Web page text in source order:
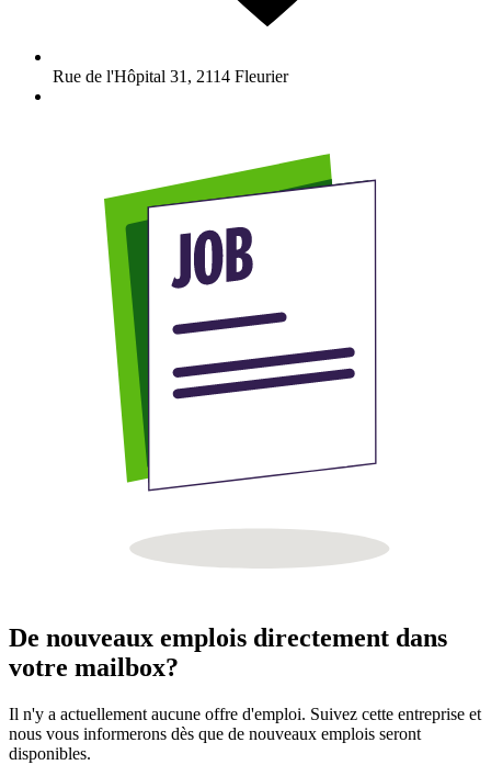
Rue de l'Hôpital 31 , 2114 Fleurier
De nouveaux emplois directement dans
votre mailbox?
Il n'y a actuellement aucune offre d'emploi. Suivez cette entreprise et
nous vous informerons dès que de nouveaux emplois seront
disponibles.